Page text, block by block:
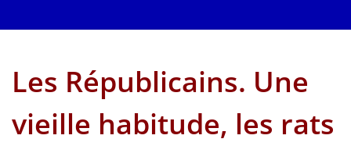
Les Républicains. Une
vieille habitude, les rats